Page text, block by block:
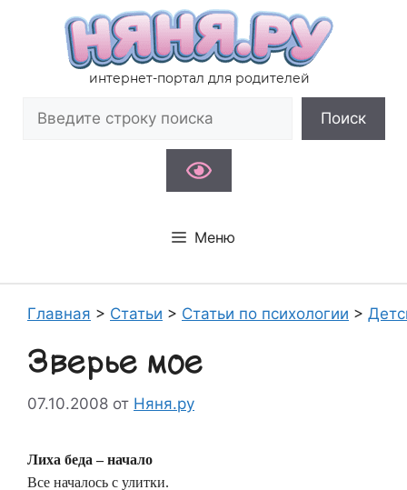
содержимому
интернет-портал для родителей
Поиск
Меню
Главная > Статьи > Статьи по психологии >
Зверье мое
07.10.2008 от Няня.ру
Лиха беда – начало
Все началось с улитки.